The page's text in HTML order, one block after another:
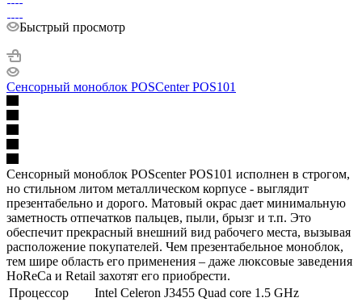
Быстрый просмотр
Сенсорный моноблок POSCenter POS101
Сенсорный моноблок POScenter POS101 исполнен в строгом,
но стильном литом металлическом корпусе - выглядит
презентабельно и дорого. Матовый окрас дает минимальную
заметность отпечатков пальцев, пыли, брызг и т.п. Это
обеспечит прекрасный внешний вид рабочего места, вызывая
расположение покупателей. Чем презентабельное моноблок,
тем шире область его применения – даже люксовые заведения
HoReCa и Retail захотят его приобрести.
Процессор
Intel Celeron J3455 Quad core 1.5 GHz